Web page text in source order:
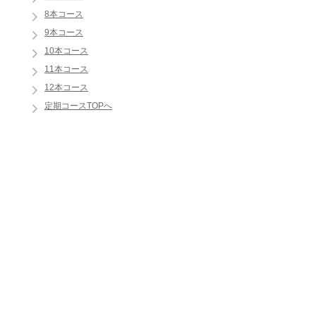
8本コース
9本コース
10本コース
11本コース
12本コース
定期コースTOPへ